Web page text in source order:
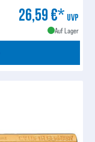
26,59 €* UVP
Auf Lager